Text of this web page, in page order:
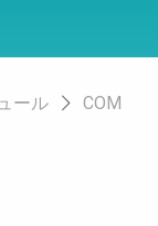
ール
COM